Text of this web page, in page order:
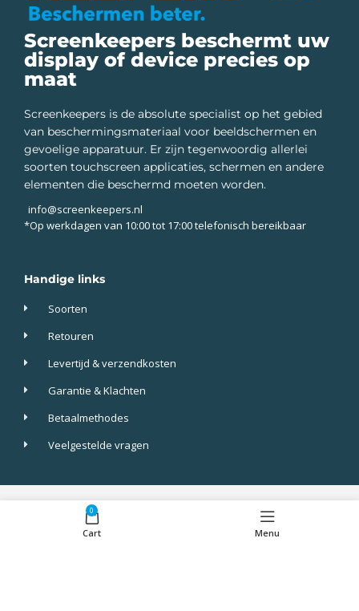
Screenkeepers beschermt uw
display of device precies op
maat
Screenkeepers is de absolute specialist op het gebied
van beschermingsmateriaal voor beeldschermen en
gevoelige apparatuur. Er zijn tegenwoordig allerlei
soorten touchscreen applicaties, schermen en andere
elementen die beschermd moeten worden.
info@screenkeepers.nl
*Op werkdagen van 10:00 tot 17:00 telefonisch bereikbaar
Handige links
Soorten
Retouren
Levertijd & verzendkosten
Garantie & Klachten
Betaalmethodes
Veelgestelde vragen
Screenkeepers 2023 © All Rights Reserved.
0
Cart Menu